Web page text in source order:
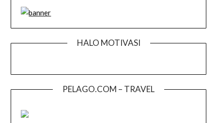
HALO MOTIVASI
PELAGO.COM – TRAVEL